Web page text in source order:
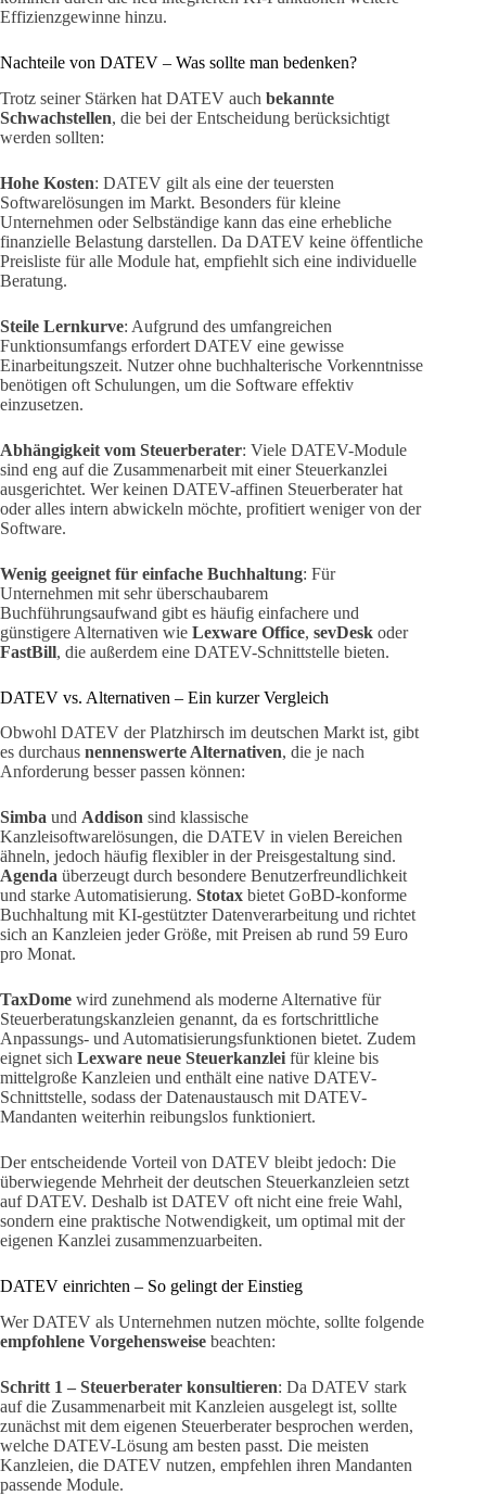
Effizienzgewinne hinzu.
Nachteile von DATEV – Was sollte man bedenken?
Trotz seiner Stärken hat DATEV auch bekannte
Schwachstellen, die bei der Entscheidung berücksichtigt
werden sollten:
Hohe Kosten: DATEV gilt als eine der teuersten
Softwarelösungen im Markt. Besonders für kleine
Unternehmen oder Selbständige kann das eine erhebliche
finanzielle Belastung darstellen. Da DATEV keine öffentliche
Preisliste für alle Module hat, empfiehlt sich eine individuelle
Beratung.
Steile Lernkurve: Aufgrund des umfangreichen
Funktionsumfangs erfordert DATEV eine gewisse
Einarbeitungszeit. Nutzer ohne buchhalterische Vorkenntnisse
benötigen oft Schulungen, um die Software effektiv
einzusetzen.
Abhängigkeit vom Steuerberater: Viele DATEV-Module
sind eng auf die Zusammenarbeit mit einer Steuerkanzlei
ausgerichtet. Wer keinen DATEV-affinen Steuerberater hat
oder alles intern abwickeln möchte, profitiert weniger von der
Software.
Wenig geeignet für einfache Buchhaltung: Für
Unternehmen mit sehr überschaubarem
Buchführungsaufwand gibt es häufig einfachere und
günstigere Alternativen wie Lexware Office, sevDesk oder
FastBill, die außerdem eine DATEV-Schnittstelle bieten.
DATEV vs. Alternativen – Ein kurzer Vergleich
Obwohl DATEV der Platzhirsch im deutschen Markt ist, gibt
es durchaus nennenswerte Alternativen, die je nach
Anforderung besser passen können:
Simba und Addison sind klassische
Kanzleisoftwarelösungen, die DATEV in vielen Bereichen
ähneln, jedoch häufig flexibler in der Preisgestaltung sind.
Agenda überzeugt durch besondere Benutzerfreundlichkeit
und starke Automatisierung. Stotax bietet GoBD-konforme
Buchhaltung mit KI-gestützter Datenverarbeitung und richtet
sich an Kanzleien jeder Größe, mit Preisen ab rund 59 Euro
pro Monat.
TaxDome wird zunehmend als moderne Alternative für
Steuerberatungskanzleien genannt, da es fortschrittliche
Anpassungs- und Automatisierungsfunktionen bietet. Zudem
eignet sich Lexware neue Steuerkanzlei für kleine bis
mittelgroße Kanzleien und enthält eine native DATEV-
Schnittstelle, sodass der Datenaustausch mit DATEV-
Mandanten weiterhin reibungslos funktioniert.
Der entscheidende Vorteil von DATEV bleibt jedoch: Die
überwiegende Mehrheit der deutschen Steuerkanzleien setzt
auf DATEV. Deshalb ist DATEV oft nicht eine freie Wahl,
sondern eine praktische Notwendigkeit, um optimal mit der
eigenen Kanzlei zusammenzuarbeiten.
DATEV einrichten – So gelingt der Einstieg
Wer DATEV als Unternehmen nutzen möchte, sollte folgende
empfohlene Vorgehensweise beachten:
Schritt 1 – Steuerberater konsultieren: Da DATEV stark
auf die Zusammenarbeit mit Kanzleien ausgelegt ist, sollte
zunächst mit dem eigenen Steuerberater besprochen werden,
welche DATEV-Lösung am besten passt. Die meisten
Kanzleien, die DATEV nutzen, empfehlen ihren Mandanten
passende Module.